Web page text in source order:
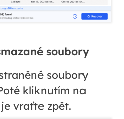
soubory
soubory
kliknutím na
vraťte zpět.